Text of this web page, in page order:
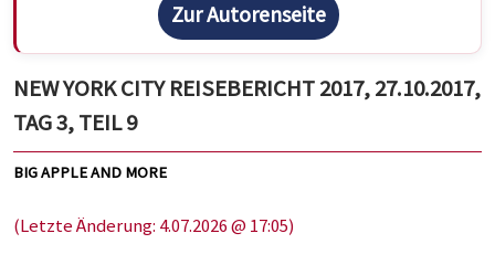
Zur Autorenseite
NEW YORK CITY REISEBERICHT 2017, 27.10.2017,
TAG 3, TEIL 9
BIG APPLE AND MORE
(Letzte Änderung: 4.07.2026 @ 17:05)